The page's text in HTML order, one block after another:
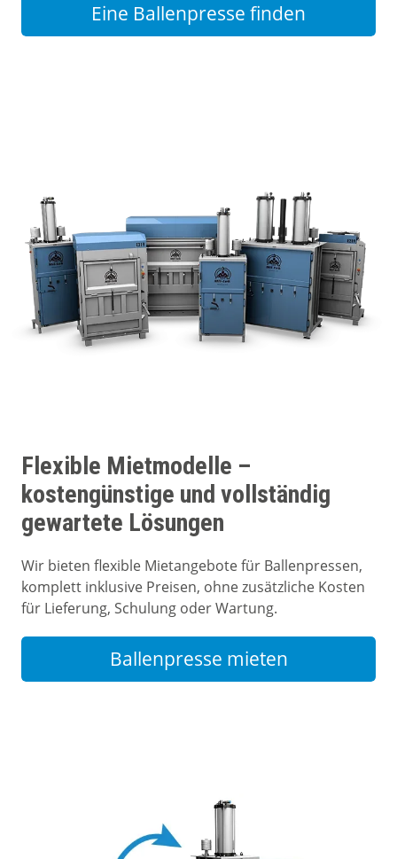
Eine Ballenpresse finden
Flexible Mietmodelle –
kostengünstige und vollständig
gewartete Lösungen
Wir bieten flexible Mietangebote für Ballenpressen,
komplett inklusive Preisen, ohne zusätzliche Kosten
für Lieferung, Schulung oder Wartung.
Ballenpresse mieten